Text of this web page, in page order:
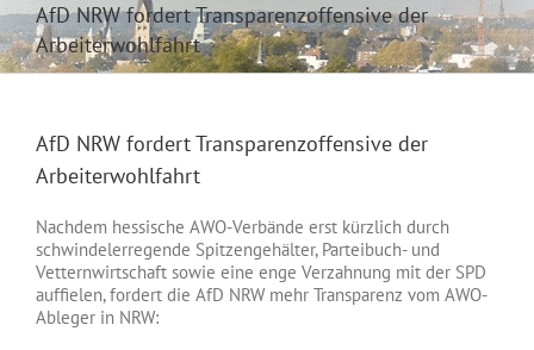
AfD NRW fordert Transparenzoffensive der
Arbeiterwohlfahrt
AfD NRW fordert Transparenzoffensive der
Arbeiterwohlfahrt
Nachdem hessische AWO-Verbände erst kürzlich durch
schwindelerregende Spitzengehälter, Parteibuch- und
Vetternwirtschaft sowie eine enge Verzahnung mit der SPD
auffielen, fordert die AfD NRW mehr Transparenz vom AWO-
Ableger in NRW: